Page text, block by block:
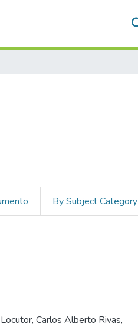
By Subject Category
Carlos Alberto Rivas,